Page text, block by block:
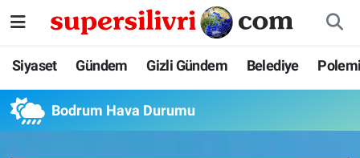
Siyaset Gündem Gizli Gündem Belediye
Bodrum Hava Durumu
Siyaset
Gündem
İstanbul Nöbetçi Eczaneler
İstanbul Hava Durumu